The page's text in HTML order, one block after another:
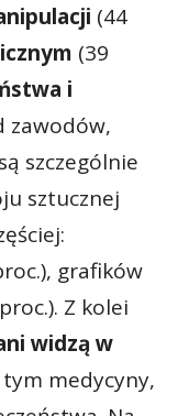
(44
(39
i
zawodów,
szczególnie
sztucznej
grafików
Z kolei
widzą w
tym medycyny,